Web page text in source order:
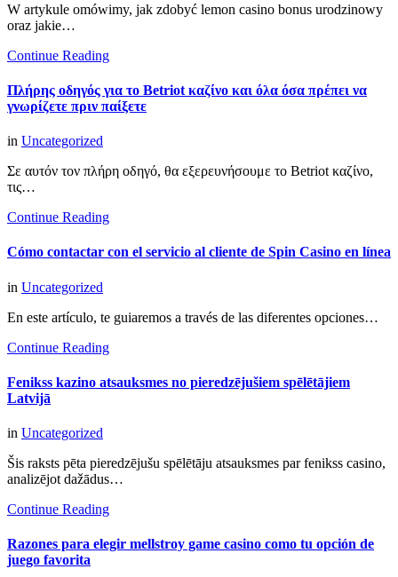
W artykule omówimy, jak zdobyć lemon casino bonus urodzinowy
oraz jakie…
Continue Reading
Πλήρης οδηγός για το Betriot καζίνο και όλα όσα πρέπει να
γνωρίζετε πριν παίξετε
in Uncategorized
Σε αυτόν τον πλήρη οδηγό, θα εξερευνήσουμε το Betriot καζίνο,
τις…
Continue Reading
Cómo contactar con el servicio al cliente de Spin Casino en línea
in Uncategorized
En este artículo, te guiaremos a través de las diferentes opciones…
Continue Reading
Fenikss kazino atsauksmes no pieredzējušiem spēlētājiem
Latvijā
in Uncategorized
Šis raksts pēta pieredzējušu spēlētāju atsauksmes par fenikss casino,
analizējot dažādus…
Continue Reading
Razones para elegir mellstroy game casino como tu opción de
juego favorita